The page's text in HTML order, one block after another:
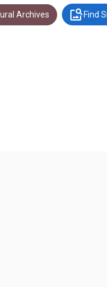
Archives Find